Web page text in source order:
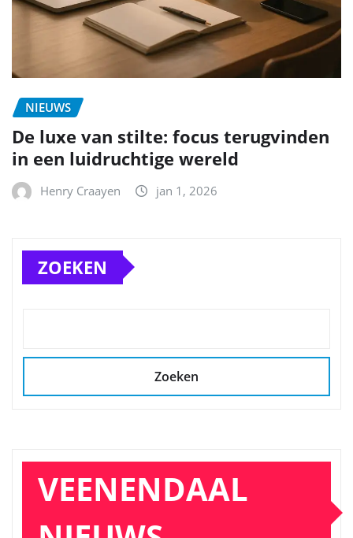
NIEUWS
De luxe van stilte: focus terugvinden
in een luidruchtige wereld
Henry Craayen jan 1, 2026
ZOEKEN
Zoeken
VEENENDAAL